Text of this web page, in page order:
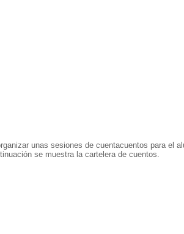
unas sesiones de cuentacuentos para
se muestra la cartelera de cuentos.